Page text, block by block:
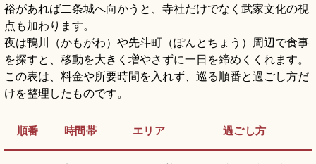
裕があれば二条城へ向かうと、寺社だけでなく武家文化の視
点も加わります。
夜は鴨川（かもがわ）や先斗町（ぽんとちょう）周辺で食事
を探すと、移動を大きく増やさずに一日を締めくくれます。
この表は、料金や所要時間を入れず、巡る順番と過ごし方だ
けを整理したものです。
順番 時間帯 エリア 過ごし方